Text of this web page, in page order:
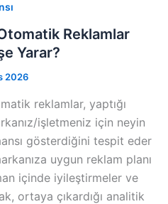
Reklamlar
Yarar?
2026
reklamlar, yaptığı
işletmeniz için neyin
gösterdiğini tespit eder
uygun reklam planı
içinde iyileştirmeler ve
ortaya çıkardığı analitik